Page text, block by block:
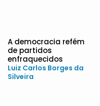
A democracia refém
de partidos
enfraquecidos
Luiz Carlos Borges da
Silveira